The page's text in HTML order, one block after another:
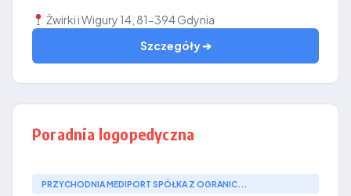
Żwirki i Wigury 14, 81-394 Gdynia
Szczegóły ➔
Poradnia logopedyczna
PRZYCHODNIA MEDIPORT SPÓŁKA Z OGRANIC...